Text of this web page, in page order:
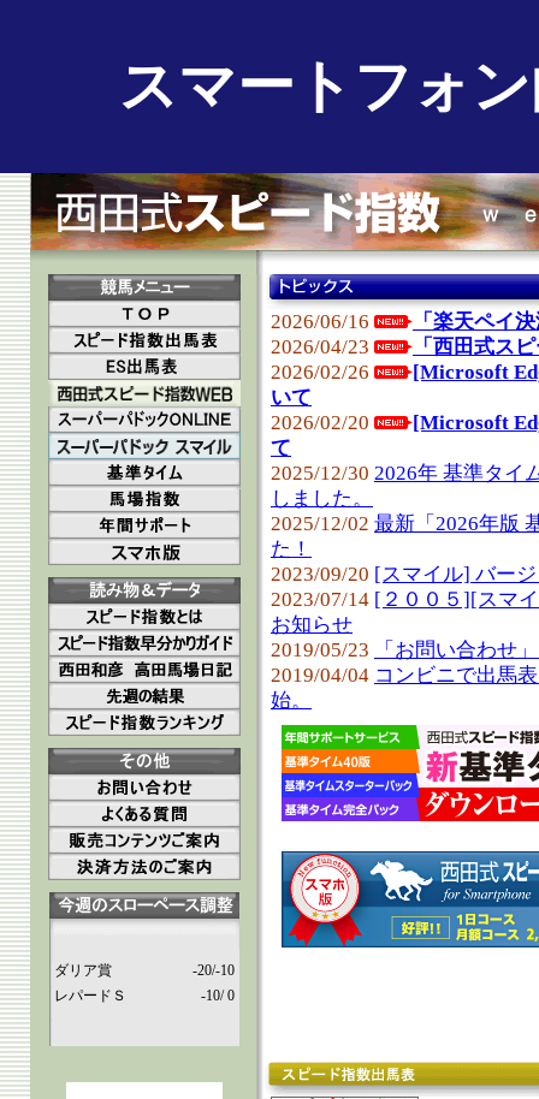
スマートフォ
ダリア賞
-20/-10
レパードＳ
-10/ 0
2026/06/16
「楽天ペイ
2026/04/23
「西田式ス
2026/02/26
[Microsoft
いて
2026/02/20
[Microsoft
て
2025/12/30 2026年 基準タイ
しました。
2025/12/02 最新「2026年版
た！
2023/09/20 [スマイル] バー
2023/07/14 [２００５][スマ
お知らせ
2019/05/23
「お問い合わせ
2019/04/04 コンビニで出馬
始。